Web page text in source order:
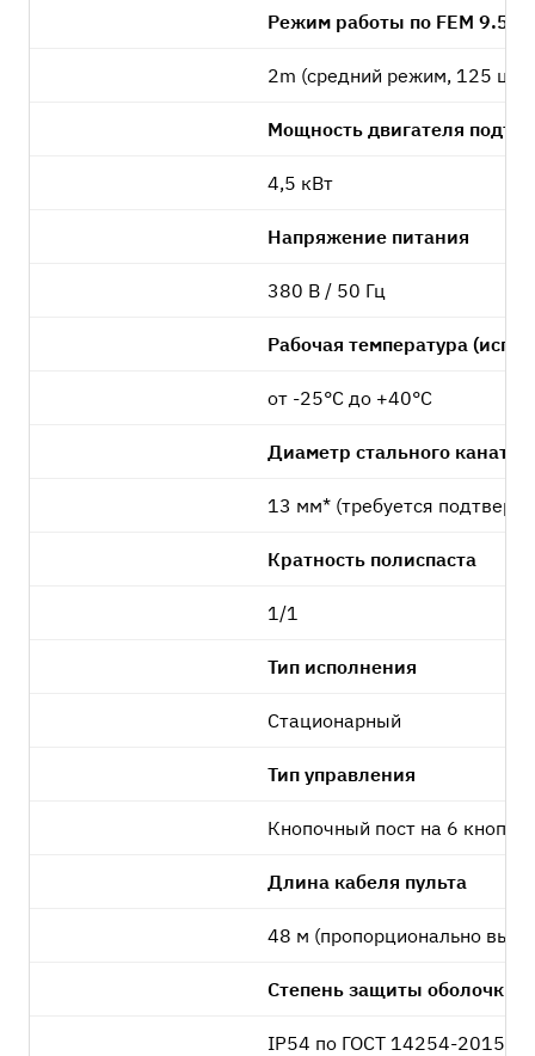
Режим работы по FEM 9.511
2m (средний режим, 125
Мощность двигателя
4,5 кВт
Напряжение питания
380 В / 50 Гц
Рабочая температура
от -25°C до +40°C
Диаметр стального каната
13 мм* (требуется
Кратность полиспаста
1/1
Тип исполнения
Стационарный
Тип управления
Кнопочный пост на 6
Длина кабеля пульта
48 м (пропорционально
Степень защиты оболочки
IP54 по ГОСТ 14254-2015